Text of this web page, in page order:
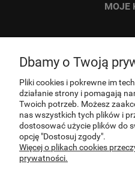
MOJE
O
Dbamy o Twoją
Pliki cookies i pokrewne im
działanie strony i pomagają
Twoich potrzeb. Możesz
nas wszystkich tych plików i
dostosować użycie plików do
opcję "Dostosuj zgody".
Więcej o plikach cookies
prywatności.